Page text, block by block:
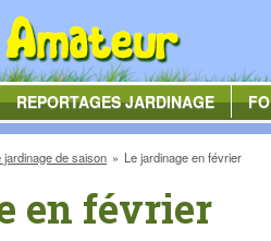
REPORTAGESJARDINAGE
de saison Le jardinage en février
en février